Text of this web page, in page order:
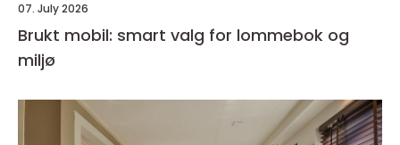
07. July 2026
Brukt mobil: smart valg for lommebok og
miljø